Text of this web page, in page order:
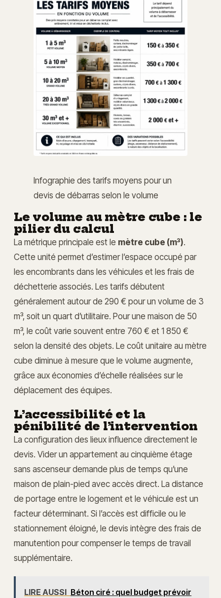
Infographie des tarifs moyens pour un
devis de débarras selon le volume
Le volume au mètre cube : le
pilier du calcul
La métrique principale est le mètre cube (m³).
Cette unité permet d’estimer l’espace occupé par
les encombrants dans les véhicules et les frais de
déchetterie associés. Les tarifs débutent
généralement autour de 290 € pour un volume de 3
m³, soit un quart d’utilitaire. Pour une maison de 50
m³, le coût varie souvent entre 760 € et 1 850 €
selon la densité des objets. Le coût unitaire au mètre
cube diminue à mesure que le volume augmente,
grâce aux économies d’échelle réalisées sur le
déplacement des équipes.
L’accessibilité et la
pénibilité de l’intervention
La configuration des lieux influence directement le
devis. Vider un appartement au cinquième étage
sans ascenseur demande plus de temps qu’une
maison de plain-pied avec accès direct. La distance
de portage entre le logement et le véhicule est un
facteur déterminant. Si l’accès est difficile ou le
stationnement éloigné, le devis intègre des frais de
manutention pour compenser le temps de travail
supplémentaire.
LIRE AUSSI Béton ciré : quel budget prévoir